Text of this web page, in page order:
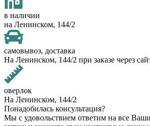
в наличии
на Ленинском, 144/2
самовывоз, доставка
На Ленинском, 144/2 при заказе через
оверлок
На Ленинском, 144/2
Понадобилась консультация?
Мы с удовольствием ответим на все